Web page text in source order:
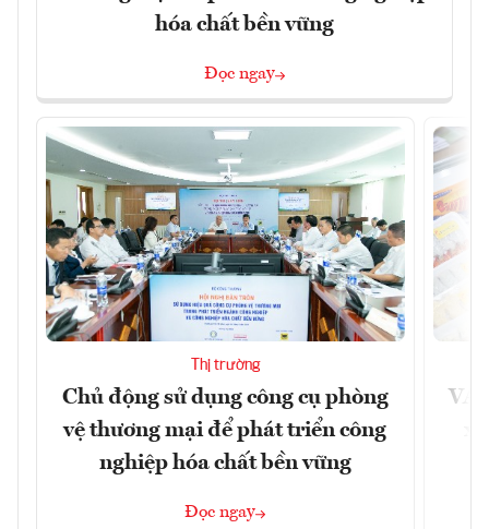
hóa chất bền vững
Đọc ngay
Thị trường
Chủ động sử dụng công cụ phòng
vệ thương mại để phát triển công
nghiệp hóa chất bền vững
Đọc ngay